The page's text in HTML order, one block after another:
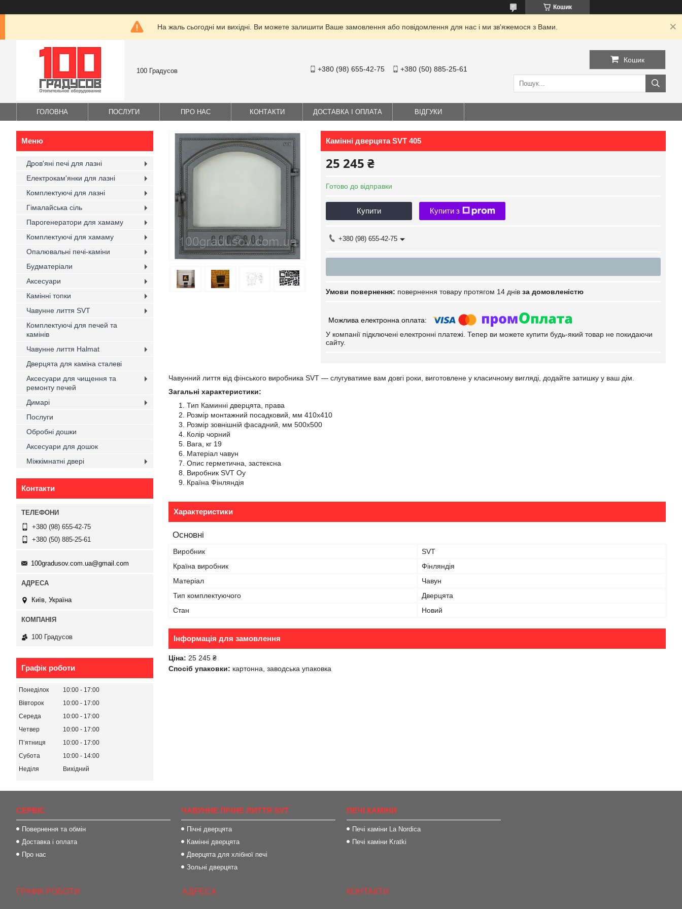
Кошик
На жаль сьогодні ми вихідні. Ви можете залишити Ваше замовлення або повідомлення для нас і ми зв'яжемося з Вами.
100 Градусов +380 (98) 655-42-75 +380 (50) 885-25-61
Кошик
ГОЛОВНА ПОСЛУГИ ПРО НАС КОНТАКТИ ДОСТАВКА І ОПЛАТА ВІДГУКИ
Камінні дверцята SVT 405
25 245 ₴
Готово до відправки
Купити Купити з
+380 (98) 655-42-75
повернення товару протягом 14 днів за домовленістю
У компанії підключені електронні платежі. Тепер ви можете купити будь-який товар не покидаючи
сайту.
Чавунний лиття від фінського виробника SVT — слугуватиме вам довгі роки, виготовлене у класичному вигляді, додайте затишку у ваш дім.
Загальні характеристики:
Тип Каминні дверцята, права
Розмір монтажний посадковий, мм 410х410
Розмір зовнішній фасадний, мм 500х500
Колір чорний
Вага, кг 19
Матеріал чавун
Опис герметична, застексна
Виробник SVT Oy
Країна Фінляндія
Характеристики
Основні
Виробник
SVT
Країна виробник
Фінляндія
Матеріал
Чавун
Тип комплектуючого
Дверцята
Стан
Новий
Інформація для замовлення
Ціна: 25 245 ₴
Спосіб упаковки: картонна, заводська упаковка
Дров'яні печі для лазні
Електрокам'янки для лазні
Комплектуючі для лазні
Гімалайська сіль
Парогенератори для хамаму
Комплектуючі для хамаму
Опалювальні печі-каміни
Будматеріали
Аксесуари
Камінні топки
Чавунне лиття SVT
Комплектуючі для печей та
камінів
Чавунне лиття Halmat
Дверцята для каміна сталеві
Аксесуари для чищення та
ремонту печей
Димарі
Послуги
Обробні дошки
Аксесуари для дошок
Міжкімнатні двері
Контакти
+380 (98) 655-42-75
+380 (50) 885-25-61
100gradusov.com.ua@gmail.com
Київ, Україна
100 Градусов
Графік роботи
Понеділок 10:00
17:00
Вівторок
10:00
17:00
Середа
10:00
17:00
Четвер
10:00
17:00
Пʼятниця
10:00
17:00
Субота
10:00
14:00
Неділя
Вихідний
СЕРВІС
Повернення та обмін
Доставка і оплата
Про нас
ЧАВУННЕ ПІЧНЕ ЛИТТЯ SVT
Пічні дверцята
Камінні дверцята
Дверцята для хлібної печі
Зольні дверцята
ПЕЧІ КАМІНИ
Печі каміни La Nordica
Печі каміни Kratki
ГРАФІК РОБОТИ